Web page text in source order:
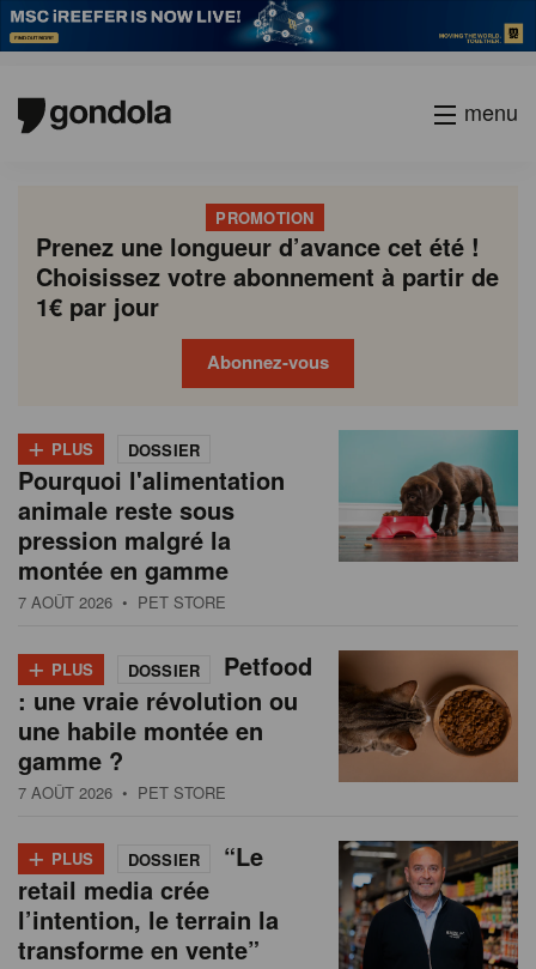
menu
PROMOTION
Prenez une longueur d’avance cet été !
Choisissez votre abonnement à partir de
1€ par jour
Abonnez-vous
N
e
w
s
+ PLUS DOSSIER
Pourquoi l'alimentation
animale reste sous
pression malgré la
montée en gamme
7 AOÛT 2026 • PET STORE
+ PLUS DOSSIER
Petfood
: une vraie révolution ou
une habile montée en
gamme ?
7 AOÛT 2026 • PET STORE
+ PLUS DOSSIER
“Le
retail media crée
l’intention, le terrain la
transforme en vente”
P
a
g
i
n
a
i
o
n
Current
page
Page
Page
Page
Page
Page
Page
Page
Page
Next
page
academy
society